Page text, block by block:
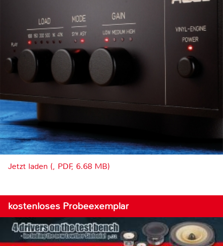
Jetzt laden (, PDF, 6.68 MB)
kostenloses Probeexemplar